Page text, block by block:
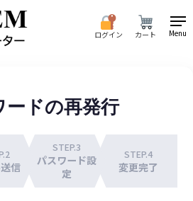
ログイン カート Menu
ードの再発行
信
STEP.3
パスワード設
定
STEP.4
変更完了